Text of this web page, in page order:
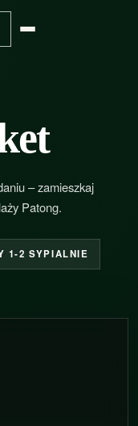
– zamieszkaj
Patong.
1-2 SYPIALNIE